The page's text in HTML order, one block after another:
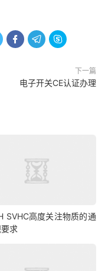
  
下一篇
电子开关CE认证办理
SVHC高度关注物质的通
求